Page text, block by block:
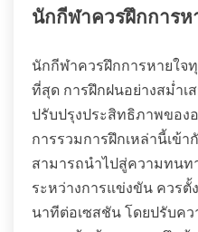
นักกีฬาควรฝึกการห
นักกีฬาควรฝึกการหายใจ
ที่สุด การฝึกฝนอย่างสม่ำ
ปรับปรุงประสิทธิภาพของ
การรวมการฝึกเหล่านี้เข้
สามารถนำไปสู่ความทน
ระหว่างการแข่งขัน ควรตั้
นาทีต่อเซสชัน โดยปรับค